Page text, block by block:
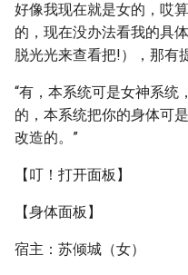
好像我现在就是女的，哎
的，现在没办法看我的具
脱光光来查看把!），那有
“有，本系统可是女神系统
的，本系统把你的身体可
改造的。”
【叮！打开面板】
【身体面板】
宿主：苏倾城（女）